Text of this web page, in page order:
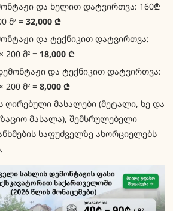
და ხელით დატვირთვა: 160₾
მ² = 32,000 ₾
და ტექნიკით დატვირთვა:
მ² = 18,000 ₾
და ტექნიკით დატვირთვა:
მ² = 8,000 ₾
ღირებული მასალები (მეტალი, ხე და
მასალა), შემსრულებელი
საფუძველზე ახორციელებს